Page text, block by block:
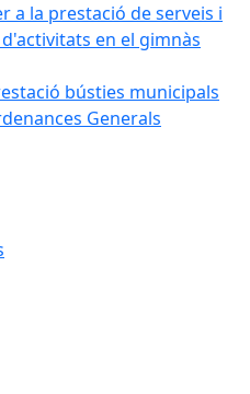
a la prestació de serveis i
en el gimnàs
bústies municipals
Generals